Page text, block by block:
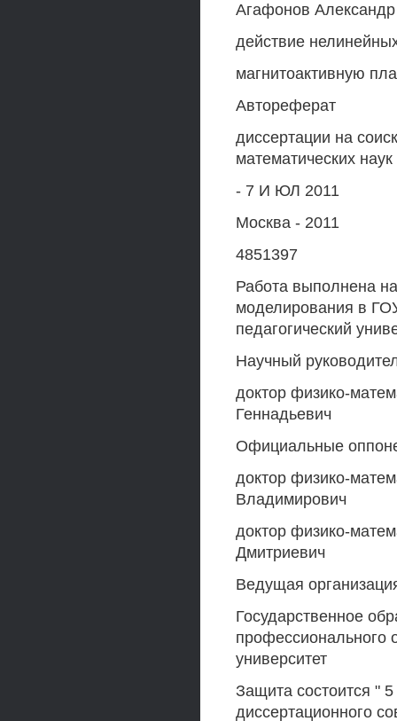
Агафонов
действие
магнитоактивную
Автореферат
диссертации на
математических наук
- 7 И ЮЛ 2011
Москва - 2011
4851397
Работа выполнена
моделирования в
педагогический
Научный
доктор физико-
Геннадьевич
Официальные
доктор физико-
Владимирович
доктор физико-
Дмитриевич
Ведущая
Государственное
профессионального
университет
Защита состоится "
диссертационного